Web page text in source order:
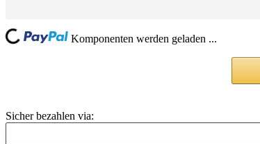
Loading... Komponenten werden geladen ...
Sicher bezahlen via: